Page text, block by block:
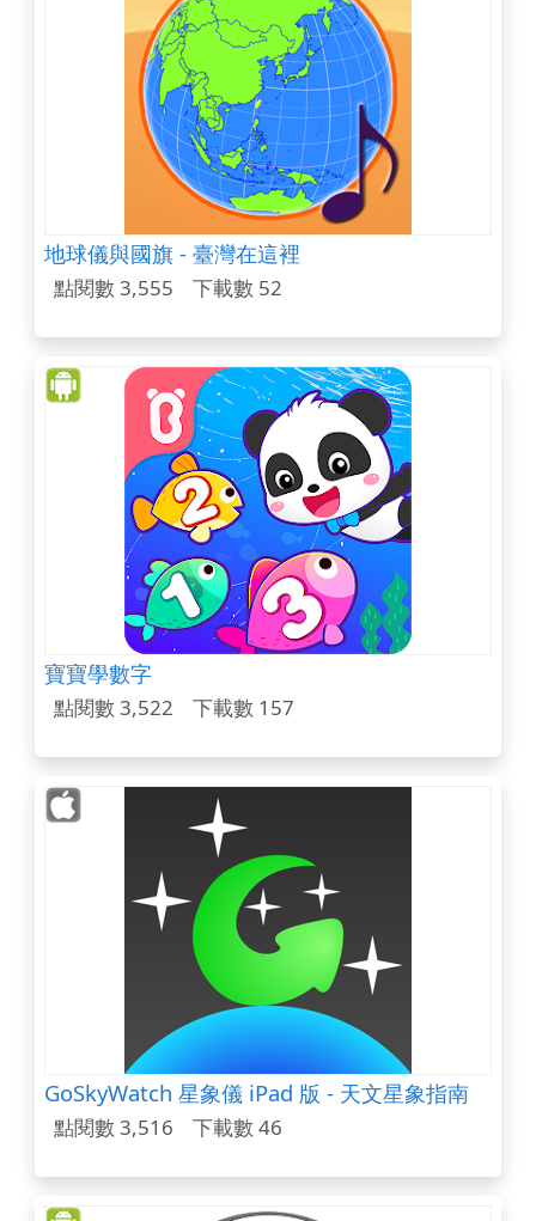
地球儀與國旗 - 臺灣在這裡
點閱數 3,555 下載數 52
寶寶學數字
點閱數 3,522 下載數 157
GoSkyWatch 星象儀 iPad 版 - 天文星象指南
點閱數 3,516 下載數 46